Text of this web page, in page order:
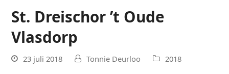
St. Dreischor ’t Oude
Vlasdorp
23 juli 2018 Tonnie Deurloo 2018